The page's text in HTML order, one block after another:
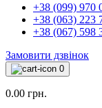
+38 (099) 970
+38 (063) 223
+38 (067) 598
Замовити дзвінок
0
0.00 грн.